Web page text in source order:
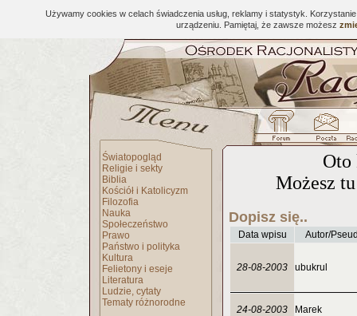
Używamy cookies w celach świadczenia usług, reklamy i statystyk.
urządzeniu. Pamiętaj, że zawsze możesz
Światopogląd
Religie i sekty
Biblia
Kościół i Katolicyzm
Filozofia
Nauka
Społeczeństwo
Prawo
Państwo i polityka
Kultura
Felietony i eseje
Literatura
Ludzie, cytaty
Tematy różnorodne
Oto
Możesz
Dopisz się..
Data wpisu Autor/
28-08-2003 ubukrul
24-08-2003 Marek